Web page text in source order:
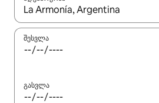
როცა შედეგები ხელმისაწვდომი
შესვლა
გასვლა